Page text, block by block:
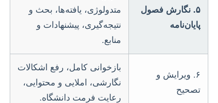
۵. نگارش فصول
پایان‌نامه
متدولوژی، یافته‌ها، بحث و
نتیجه‌گیری، پیشنهادات و
منابع.
۶. ویرایش و
تصحیح
بازخوانی کامل، رفع اشکالات
نگارشی، املایی و محتوایی،
رعایت فرمت دانشگاه.